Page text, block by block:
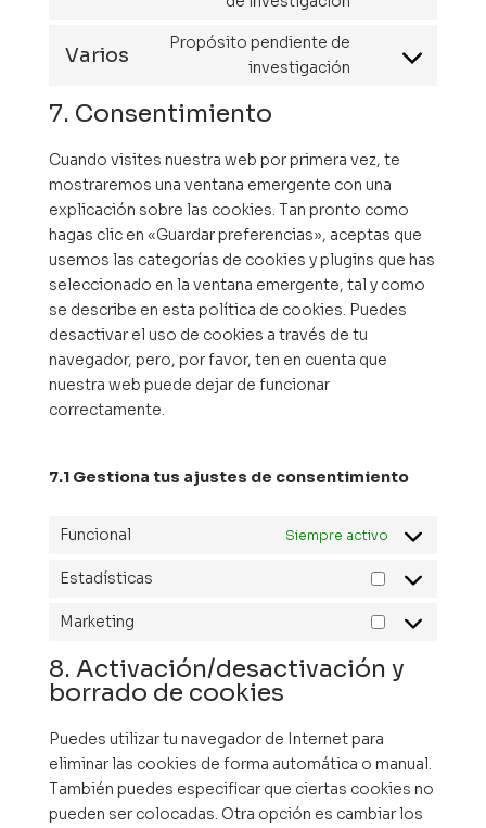
service
Varios
Propósito pendiente de
investigación
Consent
7. Consentimiento
Cuando visites nuestra web por primera vez, te
mostraremos una ventana emergente con una
explicación sobre las cookies. Tan pronto como
hagas clic en «Guardar preferencias», aceptas que
usemos las categorías de cookies y plugins que has
seleccionado en la ventana emergente, tal y como
se describe en esta política de cookies. Puedes
desactivar el uso de cookies a través de tu
navegador, pero, por favor, ten en cuenta que
nuestra web puede dejar de funcionar
correctamente.
7.1 Gestiona tus ajustes de consentimiento
Funcional Siempre activo
Estadísticas
Estadísticas
Marketing
Marketing
8. Activación/desactivación y
borrado de cookies
Puedes utilizar tu navegador de Internet para
eliminar las cookies de forma automática o manual.
También puedes especificar que ciertas cookies no
pueden ser colocadas. Otra opción es cambiar los